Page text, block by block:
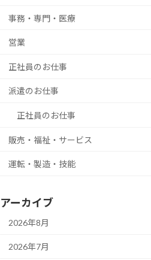
事務・専門・医療
営業
正社員のお仕事
派遣のお仕事
正社員のお仕事
販売・福祉・サービス
運転・製造・技能
アーカイブ
2026年8月
2026年7月